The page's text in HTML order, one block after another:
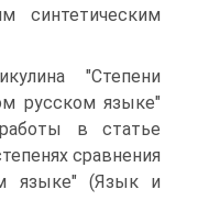
синтетическим
"Степени
русском языке"
в статье
сравнения
языке" (Язык и